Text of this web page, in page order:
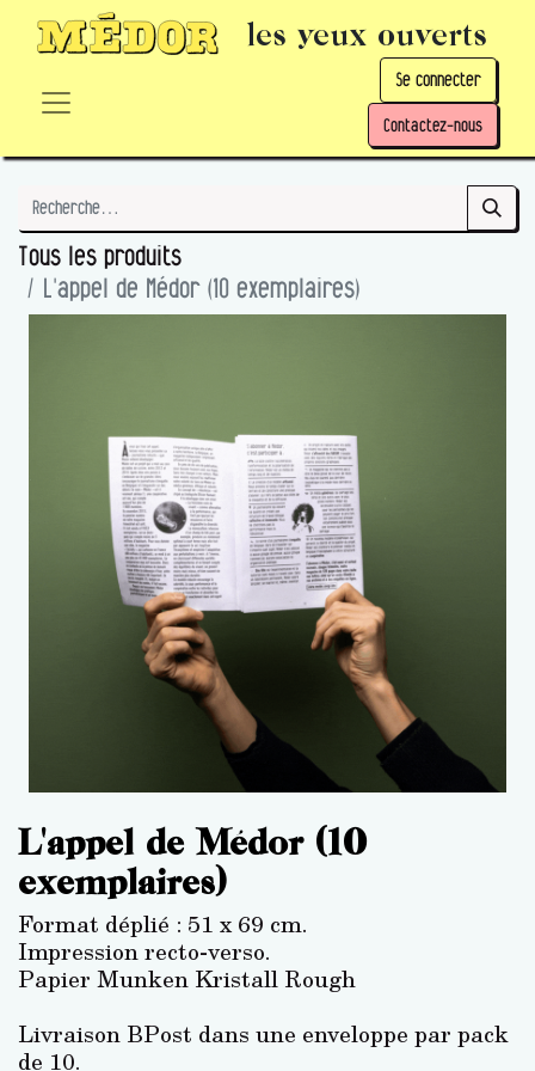
les yeux ouverts
Se connecter
Contactez-nous
Tous les produits
L'appel de Médor (10 exemplaires)
L'appel de Médor (10
exemplaires)
Format déplié : 51 x 69 cm.
Impression recto-verso.
Papier Munken Kristall Rough
Livraison BPost dans une enveloppe par pack
de 10.